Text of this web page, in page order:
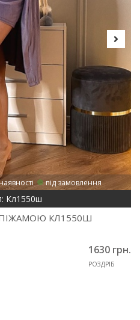
під замовлення
Кл1550ш
КЛ1550Ш
1630 грн.
РОЗДРІБ